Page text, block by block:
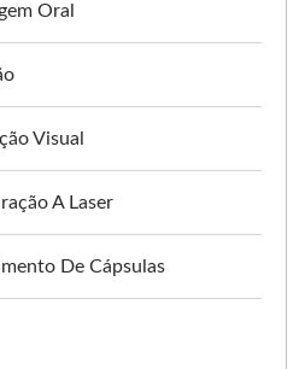
Oral
Visual
A Laser
De Cápsulas